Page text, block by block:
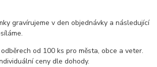
gravírujeme v den objednávky a následující
od 100 ks pro města, obce a veter.
ceny dle dohody.